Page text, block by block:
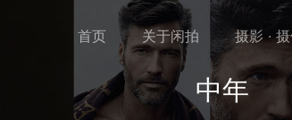
首页 关于闲拍 摄影 ·
中年